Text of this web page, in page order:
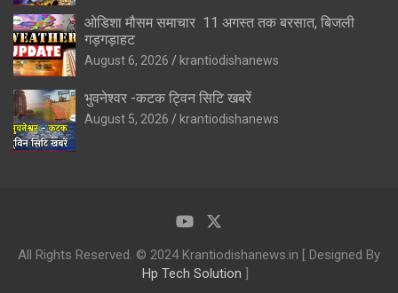
ओडिशा मौसम समाचार 11 अगस्त तक बरसात, बिजली
गड़गड़ाहट
August 6, 2026 krantiodishanews
भुवनेश्वर -कटक ट्विन सिटि खबरें
August 5, 2026 krantiodishanews
All Rights Reserved. © 2024 Krantiodishanews.in [ Designed By
Hp Tech Solution